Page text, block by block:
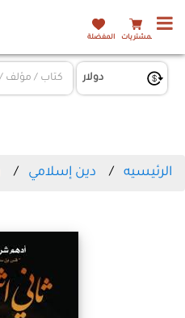
المشتريات المفضلة
الرئيسيه دين إسلامي